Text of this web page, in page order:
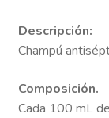
Descripción:
Champú
Composición.
Cada 100 mL